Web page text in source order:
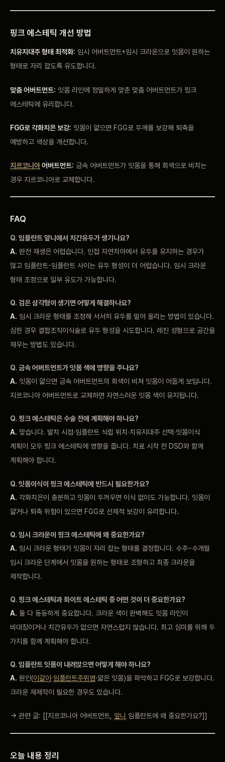
핑크 에스테틱 개선 방법
치유지대주 형태 최적화: 임시 어버트먼트+임시 크라운으로 잇몸이 원하는
형태로 자리 잡도록 유도합니다.
맞춤 어버트먼트: 잇몸 라인에 정밀하게 맞춘 맞춤 어버트먼트가 핑크
에스테틱에 유리합니다.
FGG로 각화치은 보강: 잇몸이 얇으면 FGG로 두께를 보강해 퇴축을
예방하고 색상을 개선합니다.
지르코니아어버트먼트: 금속 어버트먼트가 잇몸을 통해 회색으로 비치는
경우 지르코니아로 교체합니다.
FAQ
Q. 임플란트앞니에서 치간유두가생기나요?
A. 완전 재생은 어렵습니다. 인접 자연치아에서 유두를 유지하는 경우가
많고 임플란트-임플란트 사이는 유두 형성이 더 어렵습니다. 임시 크라운
형태 조정으로 일부 유도가 가능합니다.
Q. 검은 삼각형이 생기면 어떻게 해결하나요?
A. 임시 크라운 형태를 조정해 서서히 유두를 밀어 올리는 방법이 있습니다.
심한 경우 결합조직이식술로 유두 형성을 시도합니다. 레진 성형으로 공간을
채우는 방법도 있습니다.
Q. 금속어버트먼트가 잇몸 색에 영향을주나요?
A. 잇몸이 얇으면 금속 어버트먼트의 회색이 비쳐 잇몸이 어둡게 보입니다.
지르코니아 어버트먼트로 교체하면 자연스러운 잇몸 색이 유지됩니다.
Q. 핑크 에스테틱은 수술전에 계획해야하나요?
A. 맞습니다. 발치 시점·임플란트 식립 위치·치유지대주 선택·잇몸이식
계획이 모두 핑크 에스테틱에 영향을 줍니다. 치료 시작 전 DSD와 함께
계획해야 합니다.
Q. 잇몸이식이 핑크 에스테틱에 반드시 필요한가요?
A. 각화치은이 충분하고 잇몸이 두꺼우면 이식 없이도 가능합니다. 잇몸이
얇거나 퇴축 위험이 있으면 FGG로 선제적 보강이 유리합니다.
Q. 임시 크라운이 핑크에스테틱에 왜 중요한가요?
A. 임시 크라운 형태가 잇몸이 자리 잡는 형태를 결정합니다. 수주~수개월
임시 크라운 단계에서 잇몸을 원하는 형태로 조형하고 최종 크라운을
제작합니다.
Q. 핑크 에스테틱과화이트 에스테틱 중 어떤 것이 더 중요한가요?
A. 둘 다 동등하게 중요합니다. 크라운 색이 완벽해도 잇몸 라인이
비대칭이거나 치간유두가 없으면 자연스럽지 않습니다. 최고 심미를 위해 두
가지를 함께 계획해야 합니다.
Q. 임플란트잇몸이 내려앉으면 어떻게 해야 하나요?
A. 원인(이갈이 ·임플란트주위염·얇은 잇몸)을 파악하고 FGG로 보강합니다.
크라운 재제작이 필요한 경우도 있습니다.
→ 관련 글: [[지르코니아 어버트먼트, 앞니 임플란트에 왜 중요한가요?]]
오늘 내용 정리